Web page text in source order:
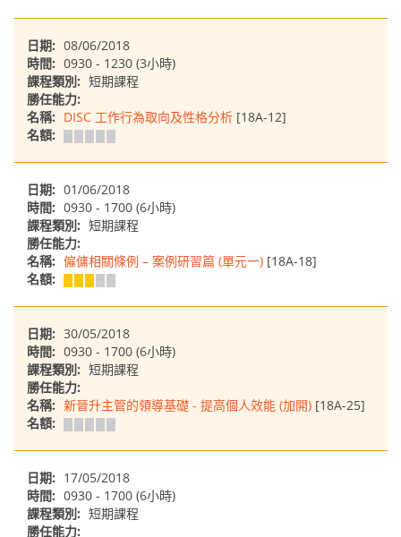
日期: 08/06/2018
時間: 0930 - 1230 (3小時)
課程類別: 短期課程
勝任能力:
名稱: DISC 工作行為取向及性格分析 [18A-12]
名額:
日期: 01/06/2018
時間: 0930 - 1700 (6小時)
課程類別: 短期課程
勝任能力:
名稱: 僱傭相關條例 – 案例研習篇 (單元一) [18A-18]
名額:
日期: 30/05/2018
時間: 0930 - 1700 (6小時)
課程類別: 短期課程
勝任能力:
名稱: 新晉升主管的領導基礎 - 提高個人效能 (加開) [18A-25]
名額:
日期: 17/05/2018
時間: 0930 - 1700 (6小時)
課程類別: 短期課程
勝任能力: